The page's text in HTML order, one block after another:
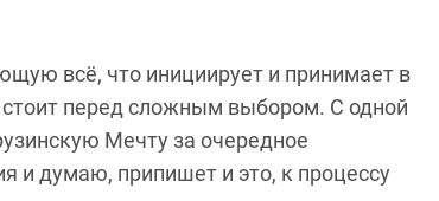
всё, что инициирует и принимает в
стоит перед сложным выбором. С одной
Мечту за очередное
и думаю, припишет и это, к процессу